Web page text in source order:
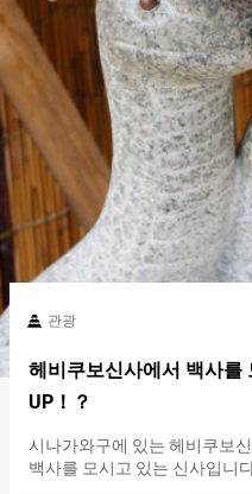
공항이 위치한 곳에 있었던,
공항 일대의 지주신으로 창건
리사마(이나리 신)을 만날 수
매력 중 하나입니다. 각각에
입을 깨끗이 한 후, 배전으로
표시로 사이센(봉납금)을 사
배합니다. 두 번 깊게 절을 하
관광
헤비쿠보신사에서 백사를
UP！？
시나가와구에 있는 헤비쿠보
백사를 모시고 있는 신사입니